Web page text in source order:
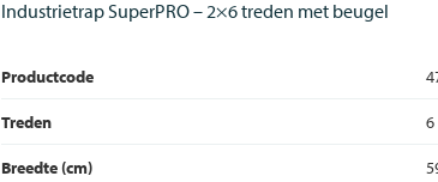
Industrietrap SuperPRO – 2×6 treden met beugel
Productcode
Treden
6
Breedte (cm)